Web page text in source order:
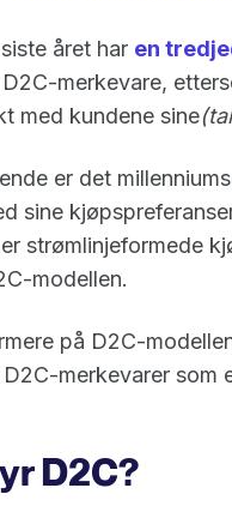
året har en
merkevare,
med kundene sine
er det
sine
strømlinjeformede
modellen.
på D2C-
merkevarer som
D2C?